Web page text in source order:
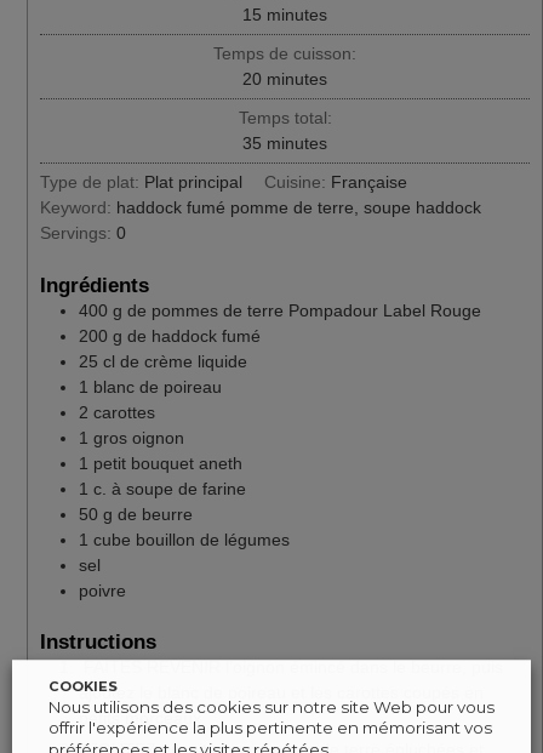
15 minutes
minutes
Temps de cuisson:
20 minutes
minutes
Temps total:
35 minutes
minutes
Type de plat: Plat principal Cuisine: Française
Keyword: haddock fumé pomme de terre, soupe haddock
Servings:0
Ingrédients
400 g de pommes de terre Pompadour Label Rouge
200 g de haddock fumé
25cl de crème liquide
1 blanc de poireau
2 carottes
1 gros oignon
1 petit bouquet aneth
1 c. à soupede farine
50 g de beurre
1 cube bouillon de légumes
sel
poivre
Instructions
FAITES REVENIR l’oignon émincé dans le beurre, puis
ajoutez le blanc de poireau et les carottes coupés en
petits morceaux.
COOKIES
Nous utilisons des cookies sur notre site Web pour vous
offrir l'expérience la plus pertinente en mémorisant vos
préférences et les visites répétées.